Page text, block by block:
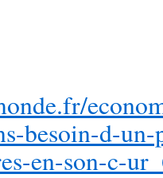
besoin-d-
en-son-c-